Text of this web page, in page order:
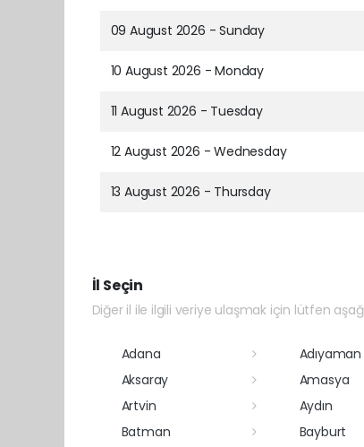
09 August 2026 - Sunday
10 August 2026 - Monday
11 August 2026 - Tuesday
12 August 2026 - Wednesday
13 August 2026 - Thursday
İl Seçin
Diğer il ile ilgili veriye ulaşmak için lütfen
Adana Adıyaman
Aksaray
Amasya
Artvin
Aydın
Batman
Bayburt